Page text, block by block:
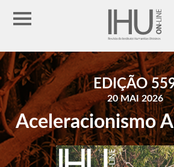
EDIÇÃO
20 MAI 2026
Aceleracionismo